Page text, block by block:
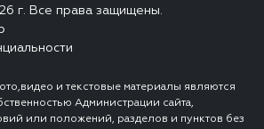
г. Все права защищены.
и текстовые материалы являются
Администрации сайта,
или положений, разделов и пунктов без